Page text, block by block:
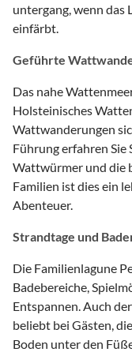
untergang, wenn das
einfärbt.
Geführte
Das nahe
Holsteinisches
Wattwanderungen
Führung erfahren Sie
Wattwürmer und die
Familien ist dies ein
Abenteuer.
Strandtage und
Die Familienlagune
Badebereiche,
Entspannen. Auch
beliebt bei Gästen,
Boden unter den